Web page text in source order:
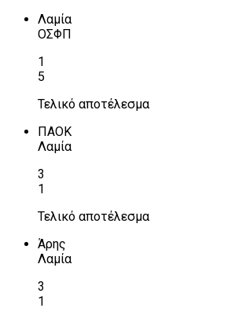
Λαμία
ΟΣΦΠ
1
5
Τελικό αποτέλεσμα
ΠΑΟΚ
Λαμία
3
1
Τελικό αποτέλεσμα
Άρης
Λαμία
3
1